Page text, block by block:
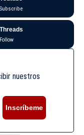
Subscribe
Threads
Follow
nuestros
Inscríbeme